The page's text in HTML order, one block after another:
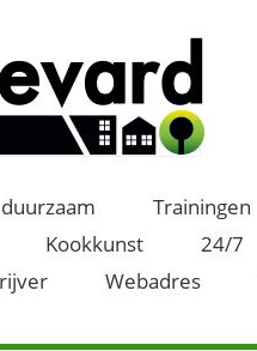
Trainingen
Kookkunst 24/7
Webadres